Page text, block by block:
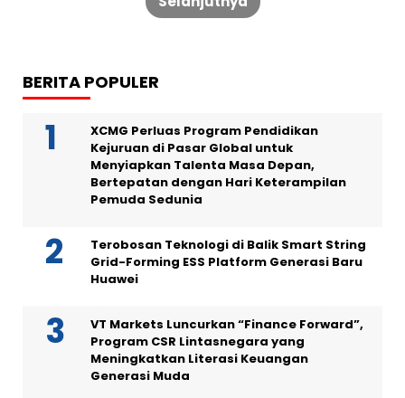
BERITA POPULER
XCMG Perluas Program Pendidikan
Kejuruan di Pasar Global untuk
Menyiapkan Talenta Masa Depan,
Bertepatan dengan Hari Keterampilan
Pemuda Sedunia
Terobosan Teknologi di Balik Smart String
Grid-Forming ESS Platform Generasi Baru
Huawei
VT Markets Luncurkan “Finance Forward”,
Program CSR Lintasnegara yang
Meningkatkan Literasi Keuangan
Generasi Muda